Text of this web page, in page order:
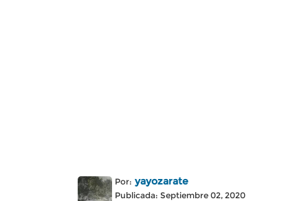
Por: yayozarate
Publicada: Septiembre 02, 2020